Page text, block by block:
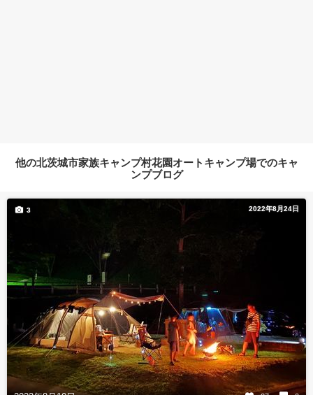
他の北茨城市家族キャンプ村花園オートキャンプ場でのキャ
ンプブログ
2022年8月24日
3